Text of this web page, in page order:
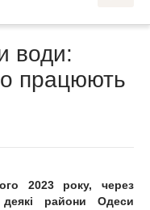
води:
працюють
2023 року, через
деякі райони Одеси